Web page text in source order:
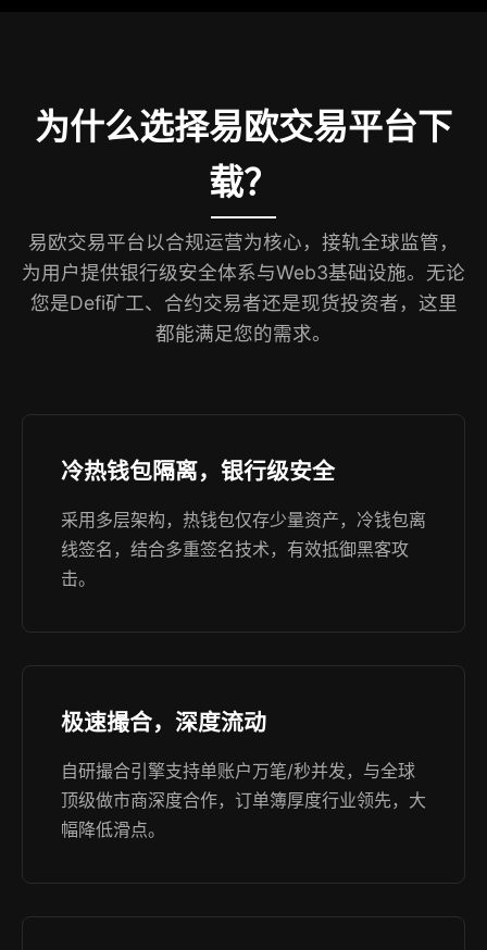
为什么选择易欧交易平台下
载？
易欧交易平台以合规运营为核心，接轨全球监管，
为用户提供银行级安全体系与Web3基础设施。无论
您是Defi矿工、合约交易者还是现货投资者，这里
都能满足您的需求。
冷热钱包隔离，银行级安全
采用多层架构，热钱包仅存少量资产，冷钱包离
线签名，结合多重签名技术，有效抵御黑客攻
击。
极速撮合，深度流动
自研撮合引擎支持单账户万笔/秒并发，与全球
顶级做市商深度合作，订单簿厚度行业领先，大
幅降低滑点。